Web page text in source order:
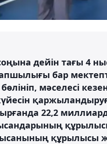
дейін тағы 4
бар
мәселесі
22,2
құрылысы